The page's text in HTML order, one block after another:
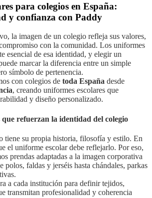
para colegios en España:
y confianza con Paddy
la imagen de un colegio refleja sus valores,
con la comunidad. Los uniformes
esencial de esa identidad, y elegir un
marcar la diferencia entre un simple
símbolo de pertenencia.
con colegios de toda España desde
, creando uniformes escolares que
y diseño personalizado.
que refuerzan la identidad del colegio
tiene su propia historia, filosofía y estilo. En
el uniforme escolar debe reflejarlo. Por eso,
prendas adaptadas a la imagen corporativa
polos, faldas y jerséis hasta chándales, parkas
a cada institución para definir tejidos,
transmitan profesionalidad y coherencia